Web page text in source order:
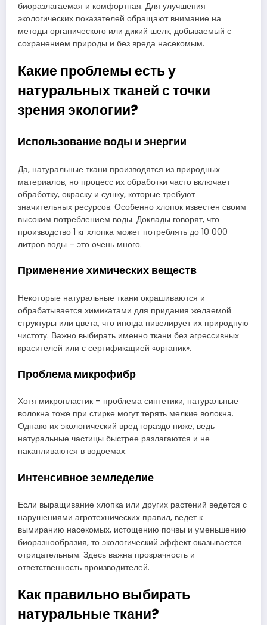
биоразлагаемая и комфортная. Для улучшения
экологических показателей обращают внимание на
методы органического или дикий шелк, добываемый с
сохранением природы и без вреда насекомым.
Какие проблемы есть у
натуральных тканей с точки
зрения экологии?
Использование воды и энергии
Да, натуральные ткани производятся из природных
материалов, но процесс их обработки часто включает
обработку, окраску и сушку, которые требуют
значительных ресурсов. Особенно хлопок известен своим
высоким потреблением воды. Доклады говорят, что
производство 1 кг хлопка может потреблять до 10 000
литров воды – это очень много.
Применение химических веществ
Некоторые натуральные ткани окрашиваются и
обрабатывается химикатами для придания желаемой
структуры или цвета, что иногда нивелирует их природную
чистоту. Важно выбирать именно ткани без агрессивных
красителей или с сертификацией «органик».
Проблема микрофибр
Хотя микропластик – проблема синтетики, натуральные
волокна тоже при стирке могут терять мелкие волокна.
Однако их экологический вред гораздо ниже, ведь
натуральные частицы быстрее разлагаются и не
накапливаются в водоемах.
Интенсивное земледелие
Если выращивание хлопка или других растений ведется с
нарушениями агротехнических правил, ведет к
вымиранию насекомых, истощению почвы и уменьшению
биоразнообразия, то экологический эффект оказывается
отрицательным. Здесь важна прозрачность и
ответственность производителей.
Как правильно выбирать
натуральные ткани?